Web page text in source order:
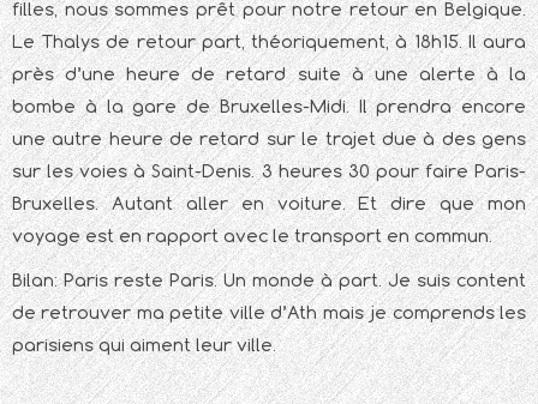
filles, nous sommes prêt pour notre retour en Belgique.
Le Thalys de retour part, théoriquement, à 18h15. Il aura
près d’une heure de retard suite à une alerte à la
bombe à la gare de Bruxelles-Midi. Il prendra encore
une autre heure de retard sur le trajet due à des gens
sur les voies à Saint-Denis. 3 heures 30 pour faire Paris-
Bruxelles. Autant aller en voiture. Et dire que mon
voyage est en rapport avec le transport en commun.
Bilan: Paris reste Paris. Un monde à part. Je suis content
de retrouver ma petite ville d’Ath mais je comprends les
parisiens qui aiment leur ville.